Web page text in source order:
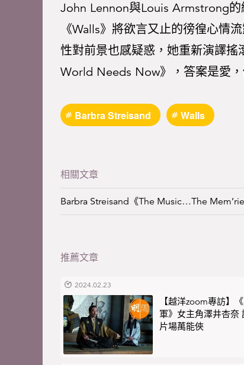
John Lennon與Louis Armstrong
《Walls》將欲言又止的徬徨心情
性對前景也感疑惑，她重新演譯
World Needs Now》，答案是愛，
Barbra Streisand Walls
相關文章
Barbra Streisand《The Music…The
推薦文章
2024.02.23
【越洋zoom專訪】
軍》女主角澤井杏奈
片場萬能俠